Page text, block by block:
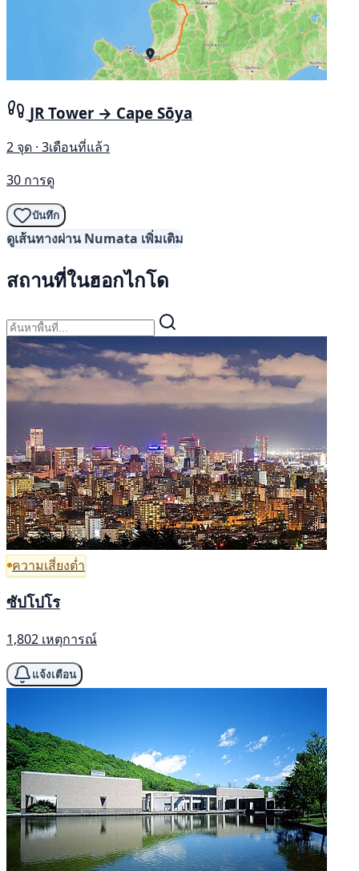
JR Tower → Cape Sōya
2 จุด · 3เดือนที่แล้ว
30 การดู
บันทึก
ดูเส้นทางผ่าน Numata เพิ่มเติม
สถานที่ในฮอกไกโด
ความเสี่ยงต่ำ
ซัปโปโร
1,802 เหตุการณ์
แจ้งเตือน